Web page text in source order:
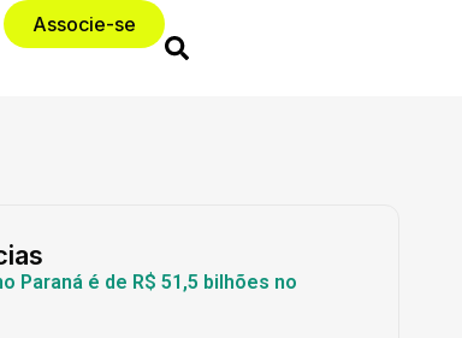
Associe-se
Paraná é de R$ 51,5 bilhões no